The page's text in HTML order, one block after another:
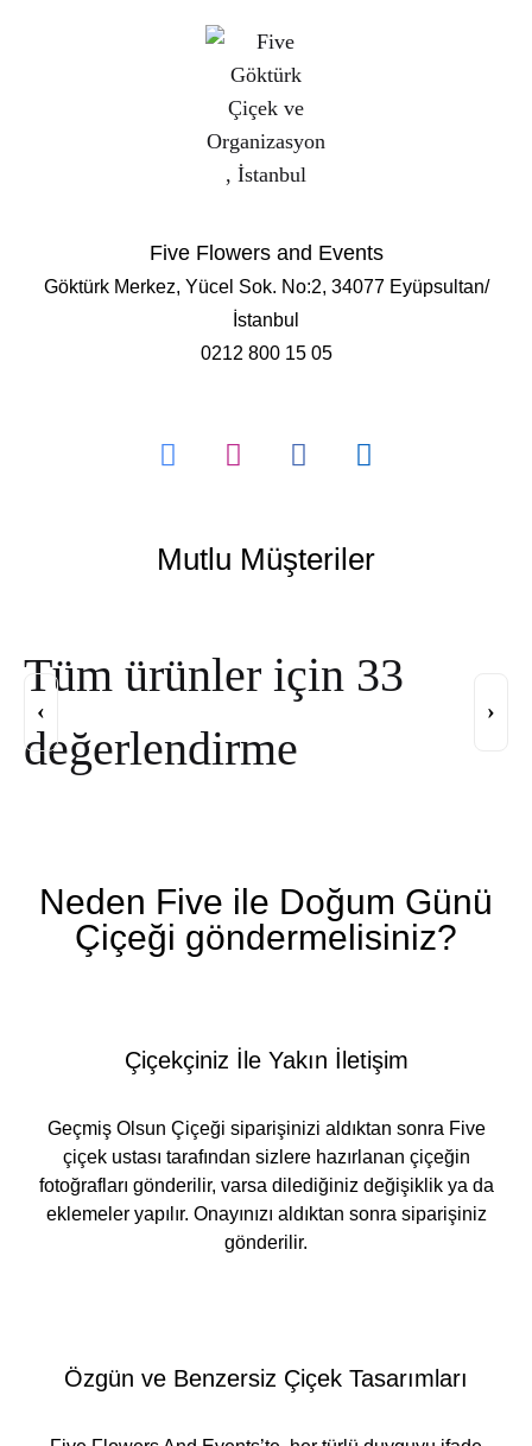
Five Flowers and Events
Göktürk Merkez, Yücel Sok. No:2, 34077 Eyüpsultan/
İstanbul
0212 800 15 05
Mutlu Müşteriler
Tüm ürünler için 33
değerlendirme
‹ ›
Neden Five ile Doğum Günü
Çiçeği göndermelisiniz?
Çiçekçiniz İle Yakın İletişim
Geçmiş Olsun Çiçeği siparişinizi aldıktan sonra Five
çiçek ustası tarafından sizlere hazırlanan çiçeğin
fotoğrafları gönderilir, varsa dilediğiniz değişiklik ya da
eklemeler yapılır. Onayınızı aldıktan sonra siparişiniz
gönderilir.
Özgün ve Benzersiz Çiçek Tasarımları